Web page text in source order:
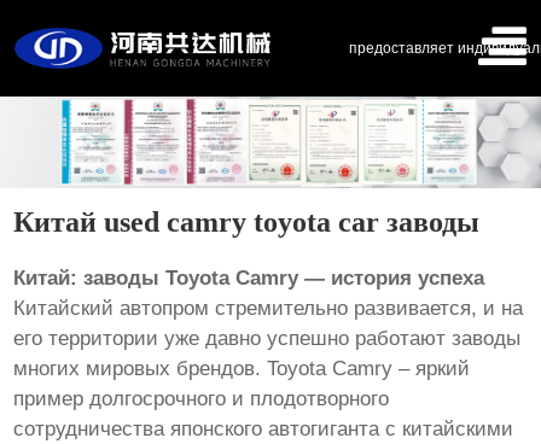
предоставляет
Китай used camry toyota car заводы
Китай: заводы Toyota Camry — история успеха
Китайский автопром стремительно развивается, и на
его территории уже давно успешно работают заводы
многих мировых брендов. Toyota Camry – яркий
пример долгосрочного и плодотворного
сотрудничества японского автогиганта с китайскими